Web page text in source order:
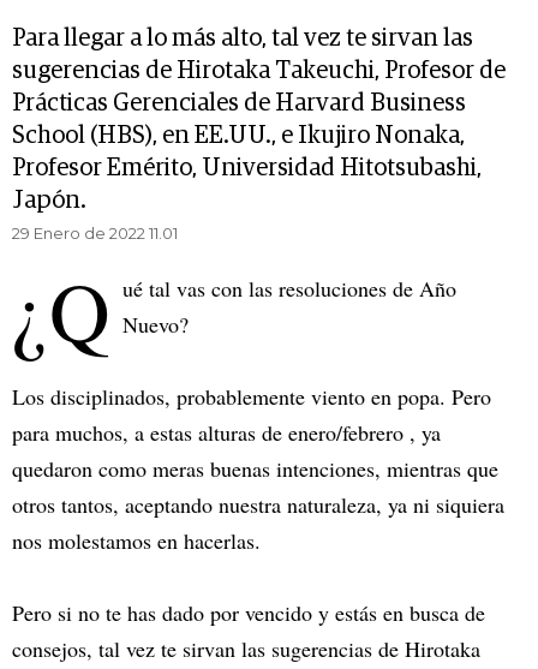
Para llegar a lo más alto, tal vez te sirvan las
sugerencias de Hirotaka Takeuchi, Profesor de
Prácticas Gerenciales de Harvard Business
School (HBS), en EE.UU., e Ikujiro Nonaka,
Profesor Emérito, Universidad Hitotsubashi,
Japón.
29 Enero de 2022 11.01
¿Q ué tal vas con las resoluciones de Año
Nuevo?
Los disciplinados, probablemente viento en popa. Pero
para muchos, a estas alturas de enero/febrero , ya
quedaron como meras buenas intenciones, mientras que
otros tantos, aceptando nuestra naturaleza, ya ni siquiera
nos molestamos en hacerlas.
Pero si no te has dado por vencido y estás en busca de
consejos, tal vez te sirvan las sugerencias de Hirotaka